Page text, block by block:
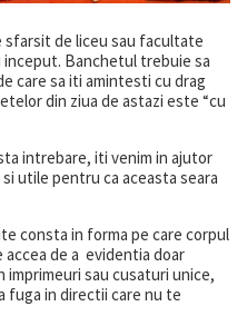
de liceu sau facultate
inceput. Banchetul trebuie sa
care sa iti amintesti cu drag
din ziua de astazi este “cu
intrebare, iti venim in ajutor
utile pentru ca aceasta seara
consta in forma pe care corpul
accea de a evidentia doar
sau cusaturi unice,
fuga in directii care nu te